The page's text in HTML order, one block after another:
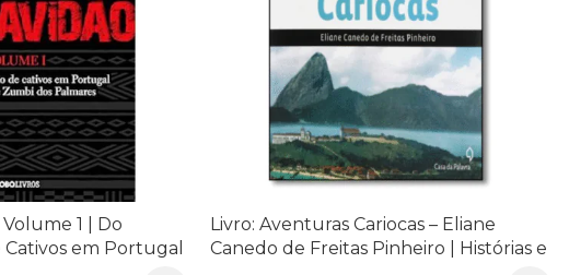
Volume 1 | Do
em Portugal
Livro: Aventuras Cariocas – Eliane
Canedo de Freitas Pinheiro | Histórias e